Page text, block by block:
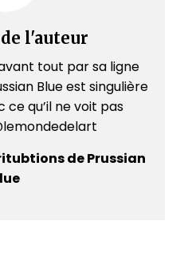
l'auteur
tout par sa ligne
Blue est singulière
qu’il ne voit pas
de Prussian